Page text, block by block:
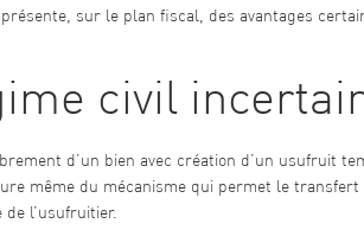
sur le plan fiscal, des avantages
civil
d’un bien avec création d’un usufruit
même du mécanisme qui permet le
l’usufruitier.